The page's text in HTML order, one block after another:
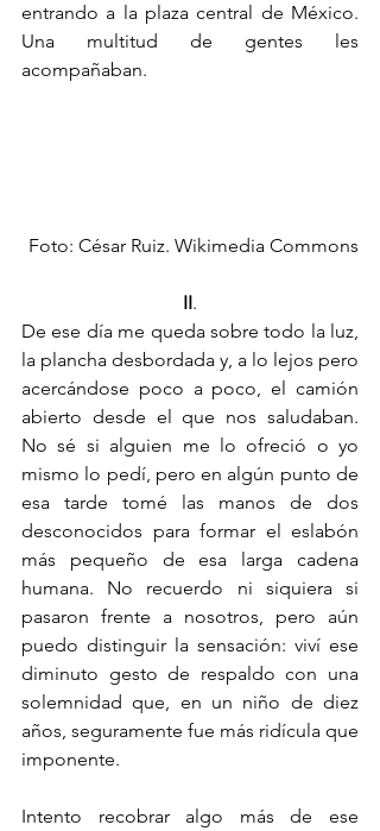
entrando a la plaza central de México.
Una multitud de gentes les
acompañaban.
Foto: César Ruiz. Wikimedia Commons
II.
De ese día me queda sobre todo la luz,
la plancha desbordada y, a lo lejos pero
acercándose poco a poco, el camión
abierto desde el que nos saludaban.
No sé si alguien me lo ofreció o yo
mismo lo pedí, pero en algún punto de
esa tarde tomé las manos de dos
desconocidos para formar el eslabón
más pequeño de esa larga cadena
humana. No recuerdo ni siquiera si
pasaron frente a nosotros, pero aún
puedo distinguir la sensación: viví ese
diminuto gesto de respaldo con una
solemnidad que, en un niño de diez
años, seguramente fue más ridícula que
imponente.
Intento recobrar algo más de ese